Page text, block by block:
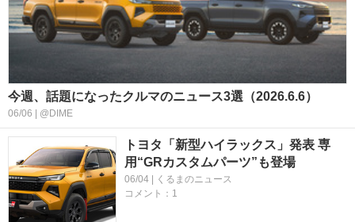
今週、話題になったクルマのニュース3選（2026.6.6）
06/06 | @DIME
トヨタ「新型ハイラックス」発表 専
用“GRカスタムパーツ”も登場
06/04 | くるまのニュース
コメント：1